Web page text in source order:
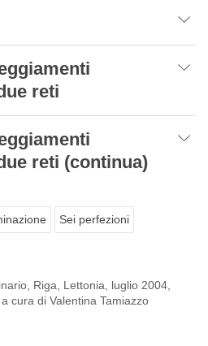
reti
reti (continua)
Sei perfezioni
Riga, Lettonia, luglio 2004,
cura di Valentina Tamiazzo